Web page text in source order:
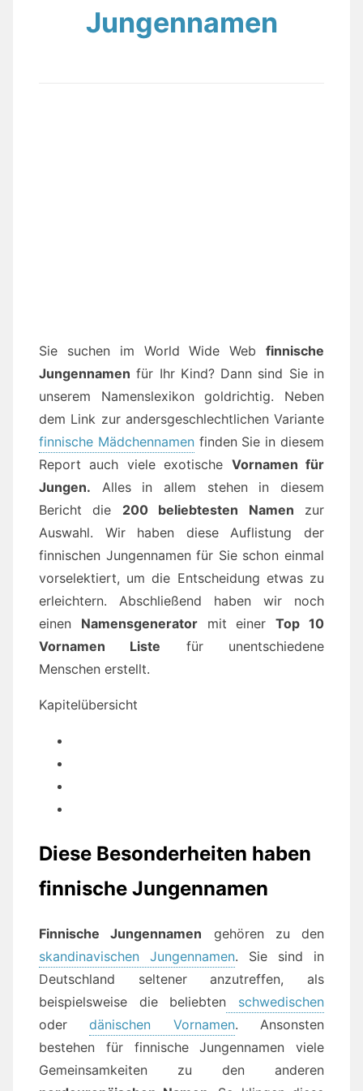
Jungennamen
Sie suchen im World Wide Web finnische
Jungennamen für Ihr Kind? Dann sind Sie in
unserem Namenslexikon goldrichtig. Neben
dem Link zur andersgeschlechtlichen Variante
finnische Mädchennamenfinden Sie in diesem
Report auch viele exotische Vornamen für
Jungen. Alles in allem stehen in diesem
Bericht die 200 beliebtesten Namen zur
Auswahl. Wir haben diese Auflistung der
finnischen Jungennamen für Sie schon einmal
vorselektiert, um die Entscheidung etwas zu
erleichtern. Abschließend haben wir noch
einen Namensgeneratormit einerTop 10
Vornamen Liste für unentschiedene
Menschen erstellt.
Kapitelübersicht
Diese Besonderheiten haben
finnische Jungennamen
Finnische Jungennamen gehören zu den
skandinavischen Jungennamen. Sie sind in
Deutschland seltener anzutreffen, als
beispielsweise die beliebten schwedischen
oderdänischen Vornamen. Ansonsten
bestehen für finnische Jungennamen viele
Gemeinsamkeiten zu den anderen